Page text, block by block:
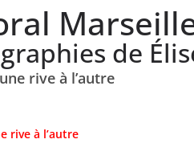
de
rive à l’autre
rive à l’autre